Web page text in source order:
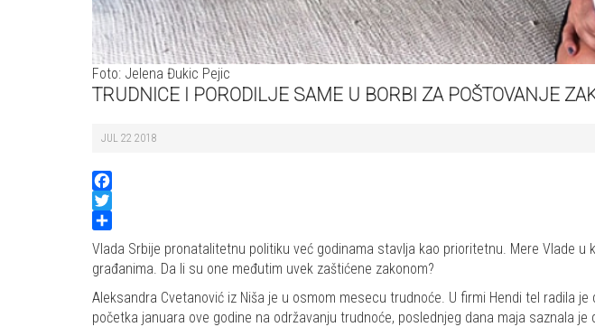
Foto: Jelena Đukic Pejic
TRUDNICE I PORODILJE SAME U BORBI ZA POŠTOVANJE
JUL 22 2018
Facebook
Twitter
Share
Vlada Srbije pronatalitetnu politiku već godinama stavlja kao prioritetnu. Mere Vlade
građanima. Da li su one međutim uvek zaštićene zakonom?
Aleksandra Cvetanović iz Niša je u osmom mesecu trudnoće. U firmi Hendi tel radila
početka januara ove godine na održavanju trudnoće, poslednjeg dana maja saznala